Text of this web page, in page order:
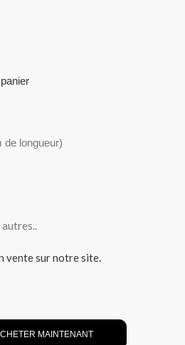
de longueur)
vente sur notre site.
MAINTENANT